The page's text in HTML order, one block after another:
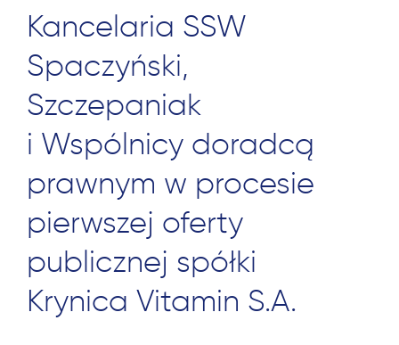
Kancelaria SSW
Spaczyński,
Szczepaniak
i Wspólnicy doradcą
prawnym w procesie
pierwszej oferty
publicznej spółki
Krynica Vitamin S.A.